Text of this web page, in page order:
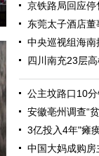
京铁路局回应
东莞太子酒店
中央巡视组海
四川南充23层
公主坟路口10
安徽亳州调查“
3亿投入4年"瘫
中国大妈成购